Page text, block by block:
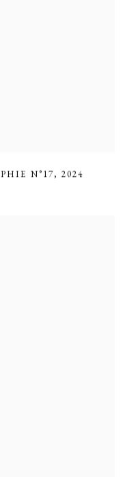
N°17, 2024